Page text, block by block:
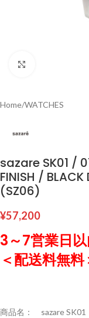
Home/WATCHES
sazare SK01 /
FINISH / BLACK
(SZ06)
¥57,200
3～7営業日
＜配送料無料
商品名： sazare SK01